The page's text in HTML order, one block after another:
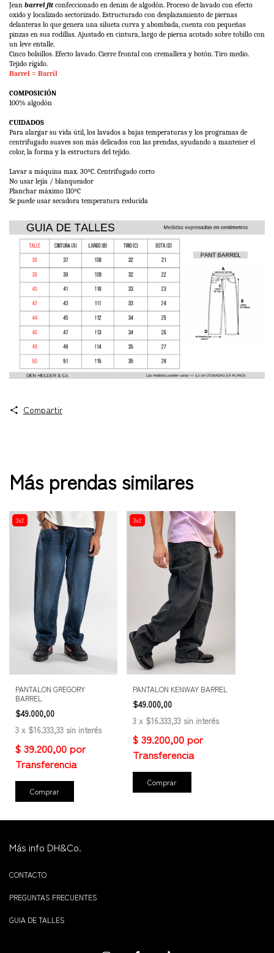
Jean barrel fitconfeccionado en denim de algodón. Proceso de lavado con efecto
oxido y localizado sectorizado. Estructurado con desplazamiento de piernas
delanteras lo que genera una silueta curva y abombada, cuenta con pequeñas
pinzas en sus rodillas. Ajustado en cintura, largo de pierna acotado sobre tobillo con
un leve entalle.
Cinco bolsillos. Efecto lavado. Cierre frontal con cremallera y botón. Tiro medio.
Tejido rígido.
Barrel = Barril
COMPOSICIÓN
100% algodón
CUIDADOS
Para alargar su vida útil, los lavados a bajas temperaturas y los programas de
centrifugado suaves son más delicados con las prendas, ayudando a mantener el
color, la forma y la estructura del tejido.
Lavar a máquina max. 30ºC. Centrifugado corto
No usar lejía / blanqueador
Planchar máximo 110ºC
Se puede usar secadora temperatura reducida
Compartir
Más prendas similares
PANTALON GREGORY
BARREL
$49.000,00
3x2
3 x $16.333,33 sin interés
Comprar
PANTALON KENWAY BARREL
$49.000,00
3x2
3 x $16.333,33 sin interés
Comprar
Más info DH&Co.
CONTACTO
PREGUNTAS FRECUENTES
GUIA DE TALLES